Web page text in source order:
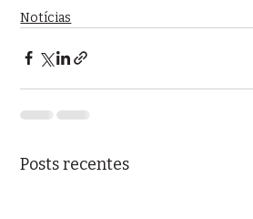
Notícias
Posts recentes